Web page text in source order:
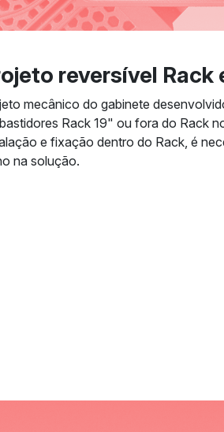
reversível Rack
mecânico do gabinete
Rack 19" ou fora do Rack
e fixação dentro do Rack, é
na solução.